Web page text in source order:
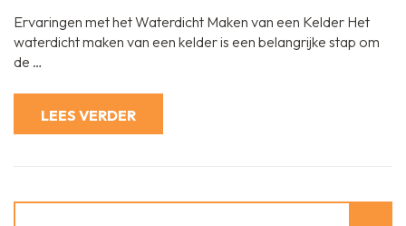
ervaringen
met
het
waterdicht
Ervaringen met het Waterdicht Maken van een Kelder Het
waterdicht maken van een kelder is een belangrijke stap om
de …
LEES VERDER